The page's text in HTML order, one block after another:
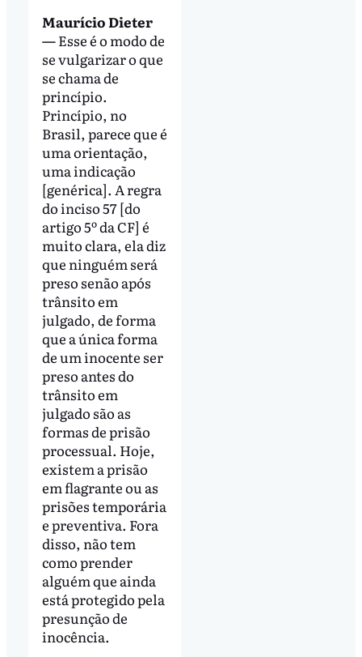
Maurício Dieter
—Esse é o modo de
se vulgarizar o que
se chama de
princípio.
Princípio, no
Brasil, parece que é
uma orientação,
uma indicação
[genérica]. A regra
do inciso 57 [do
artigo 5º da CF] é
muito clara, ela diz
que ninguém será
preso senão após
trânsito em
julgado, de forma
que a única forma
de um inocente ser
preso antes do
trânsito em
julgado são as
formas de prisão
processual. Hoje,
existem a prisão
em flagrante ou as
prisões temporária
e preventiva. Fora
disso, não tem
como prender
alguém que ainda
está protegido pela
presunção de
inocência.